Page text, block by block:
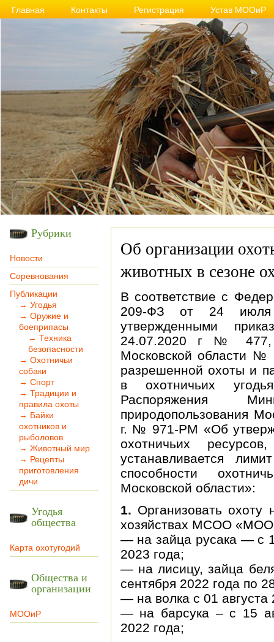
Главная Контакты Регистрация Устав МООиР
Рубрики
Новости
Соревнования
Публикации
→ Угодья
→ Оружие и
боеприпасы
→ Техника
безопасности
→ Охотничьи
собаки
→ Спорт
→ Традиции и
правила охоты
→ Байки
охотников и
рыболовов
→ Животный мир
→ Рецепты
приготовления
дичи
Угодья
общества
Карта охотугодий
Общества и
организации
МООиР
Об организации
животных в сезоне
В соответствие с
209-ФЗ от 24 июля
утвержденными
24.07.2020 г № 477,
Московской области
разрешенной охоты и
в охотничьих
Распоряжения
природопользования
г. № 971-РМ «Об
охотничьих
устанавливается
способности
Московской области»:
1. Организовать
хозяйствах МСОО
— на зайца русака — с
2023 года;
— на лисицу, зайца
сентября 2022 года по
— на волка с 01 августа
— на барсука – с 15
2022 года;